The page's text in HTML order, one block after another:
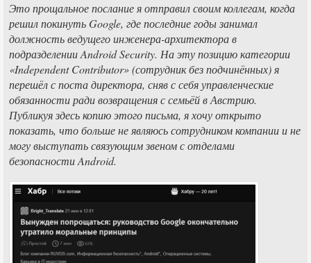
Это прощальное послание я отправил своим коллегам, когда
решил покинуть Google, где последние годы занимал
должность ведущего инженера-архитектора в
подразделении Android Security. На эту позицию категории
«Independent Contributor» (сотрудник без подчинённых) я
перешёл с поста директора, сняв с себя управленческие
обязанности ради возвращения с семьёй в Австрию.
Публикуя здесь копию этого письма, я хочу открыто
показать, что больше не являюсь сотрудником компании и не
могу выступать связующим звеном с отделами
безопасности Android.